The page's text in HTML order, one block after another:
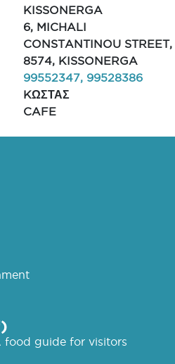
KISSONERGA
6, MICHALI
CONSTANTINOU STREET,
8574, KISSONERGA
99552347, 99528386
KΩΣΤΑΣ
CAFE
food guide for visitors